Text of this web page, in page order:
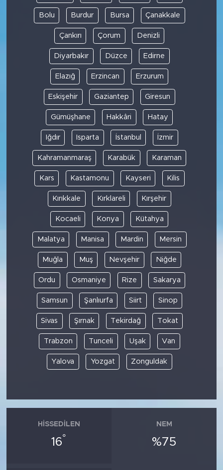
Bolu Burdur Bursa Çanakkale
Çankırı Çorum Denizli
Diyarbakır Düzce Edirne
Elazığ Erzincan Erzurum
Eskişehir Gaziantep Giresun
Gümüşhane Hakkâri Hatay
Iğdır Isparta İstanbul İzmir
Kahramanmaraş Karabük Karaman
Kars Kastamonu Kayseri Kilis
Kırıkkale Kırklareli Kırşehir
Kocaeli Konya Kütahya
Malatya Manisa Mardin Mersin
Muğla Muş Nevşehir Niğde
Ordu Osmaniye Rize Sakarya
Samsun Şanlıurfa Siirt Sinop
Sivas Şırnak Tekirdağ Tokat
Trabzon Tunceli Uşak Van
Yalova Yozgat Zonguldak
HISSEDILEN
16°
NEM
%75